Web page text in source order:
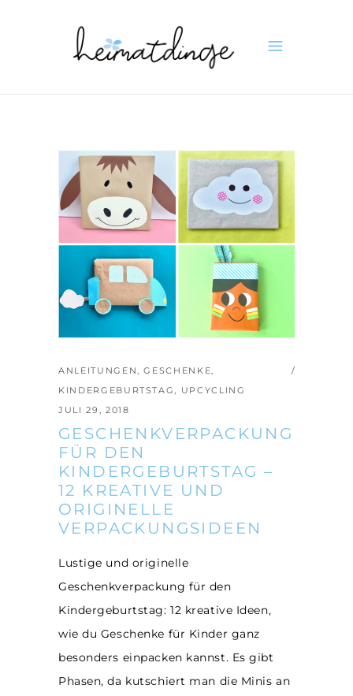
ANLEITUNGEN,GESCHENKE,
KINDERGEBURTSTAG, UPCYCLING
JULI 29, 2018
GESCHENKVERPACKUNG
FÜR DEN
KINDERGEBURTSTAG –
12 KREATIVE UND
ORIGINELLE
VERPACKUNGSIDEEN
Lustige und originelle
Geschenkverpackung für den
Kindergeburtstag: 12 kreative Ideen,
wie du Geschenke für Kinder ganz
besonders einpacken kannst. Es gibt
Phasen, da kutschiert man die Minis an